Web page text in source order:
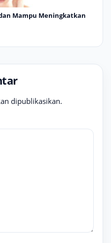
Mampu Meningkatkan
dipublikasikan.